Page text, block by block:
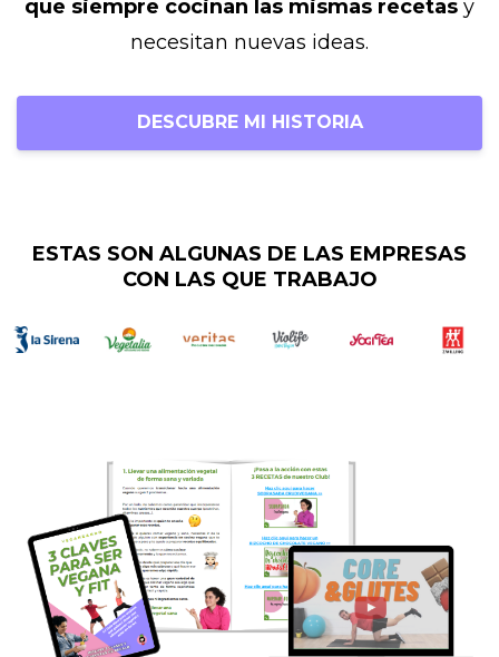
que siempre cocinan las mismas recetas y
necesitan nuevas ideas.
DESCUBRE MI HISTORIA
ESTAS SON ALGUNAS DE LAS EMPRESAS
CON LAS QUE TRABAJO